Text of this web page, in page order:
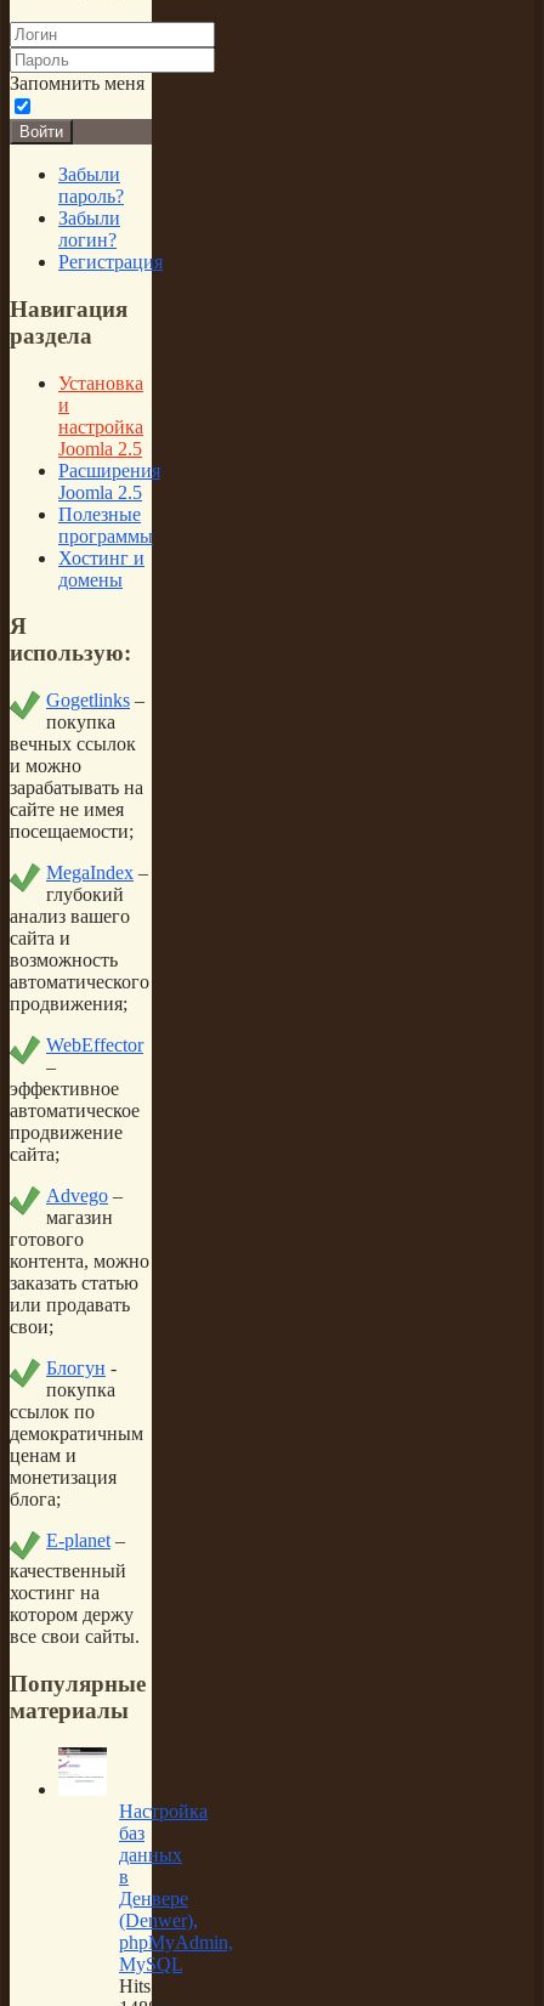
Запомнить меня
Войти
Забыли
пароль?
Забыли
логин?
Регистрация
Навигация
раздела
Установка
и
настройка
Joomla 2.5
Расширения
Joomla 2.5
Полезные
программы
Хостинг и
домены
Я
использую:
Gogetlinks –
покупка
вечных ссылок
и можно
зарабатывать на
сайте не имея
посещаемости;
MegaIndex –
глубокий
анализ вашего
сайта и
возможность
автоматического
продвижения;
WebEffector
–
эффективное
автоматическое
продвижение
сайта;
Advego –
магазин
готового
контента, можно
заказать статью
или продавать
свои;
Блогун -
покупка
ссылок по
демократичным
ценам и
монетизация
блога;
E-planet –
качественный
хостинг на
котором держу
все свои сайты.
Популярные
материалы
Настройка
баз
данных
в
Денвере
(Denwer),
phpMyAdmin,
MySQL
Hits: